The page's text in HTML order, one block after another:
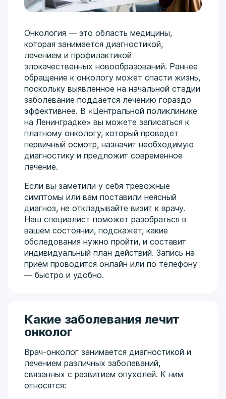
Онкология — это область медицины,
которая занимается диагностикой,
лечением и профилактикой
злокачественных новообразований. Раннее
обращение к онкологу может спасти жизнь,
поскольку выявленное на начальной стадии
заболевание поддается лечению гораздо
эффективнее. В «Центральной поликлинике
на Ленинградке» вы можете записаться к
платному онкологу, который проведет
первичный осмотр, назначит необходимую
диагностику и предложит современное
лечение.
Если вы заметили у себя тревожные
симптомы или вам поставили неясный
диагноз, не откладывайте визит к врачу.
Наш специалист поможет разобраться в
вашем состоянии, подскажет, какие
обследования нужно пройти, и составит
индивидуальный план действий. Запись на
прием проводится онлайн или по телефону
— быстро и удобно.
Какие заболевания лечит
онколог
Врач-онколог занимается диагностикой и
лечением различных заболеваний,
связанных с развитием опухолей. К ним
относятся: